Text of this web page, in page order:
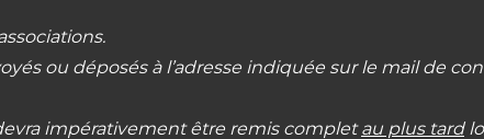
ou déposés à l’adresse indiquée sur le mail de
impérativement être remis completau plus tard